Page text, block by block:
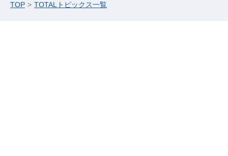
TOP TOTALトピックス一覧